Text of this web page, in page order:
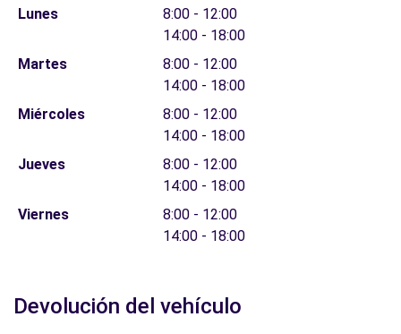
Lunes
8:00 - 12:00
14:00 - 18:00
Martes
8:00 - 12:00
14:00 - 18:00
Miércoles
8:00 - 12:00
14:00 - 18:00
Jueves
8:00 - 12:00
14:00 - 18:00
Viernes
8:00 - 12:00
14:00 - 18:00
Devolución del vehículo